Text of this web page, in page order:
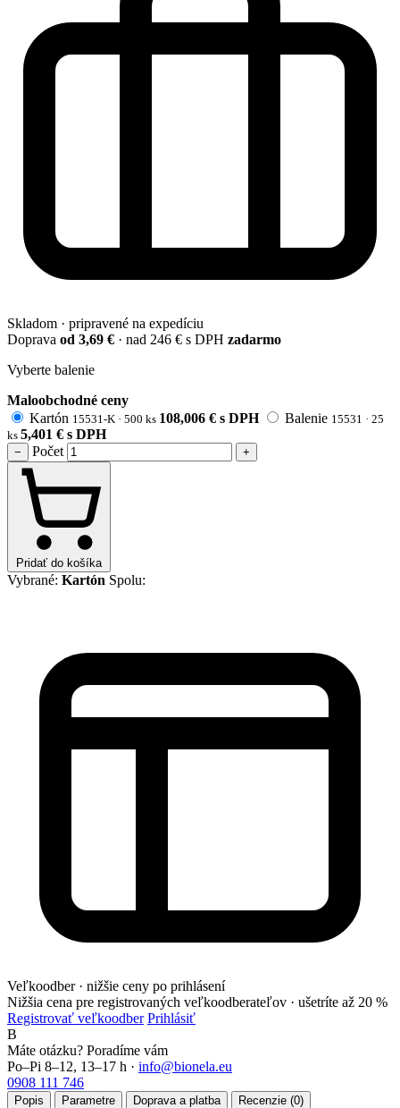
Skladom · pripravené na expedíciu
Doprava od 3,69 € · nad 246 € s DPH zadarmo
Vyberte balenie
Maloobchodné ceny
Kartón 15531-K · 500 ks 108,006 € s DPH Balenie 15531 · 25
ks 5,401 € s DPH
− Počet +
Pridať do košíka
Vybrané: Kartón Spolu:
Veľkoodber · nižšie ceny po prihlásení
Nižšia cena pre registrovaných veľkoodberateľov · ušetríte až 20 %
Registrovať veľkoodber Prihlásiť
B
Máte otázku? Poradíme vám
Po–Pi 8–12, 13–17 h · info@bionela.eu
0908 111 746
Popis Parametre Doprava a platba Recenzie (0)